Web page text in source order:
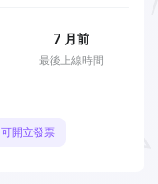
最後上線時間
7 月前
可開立發票